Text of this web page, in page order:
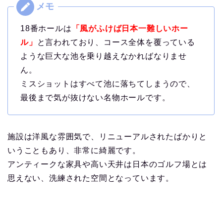
18番ホールは 「風がふけば日本一難しいホー
ル」
と言われており、コース全体を覆っている
ような巨大な池を乗り越えなかればなりませ
ん。
ミスショットはすべて池に落ちてしまうので、
最後まで気が抜けない名物ホールです。
施設は洋風な雰囲気で、リニューアルされたばかりと
いうこともあり、非常に綺麗です。
アンティークな家具や高い天井は日本のゴルフ場とは
思えない、洗練された空間となっています。